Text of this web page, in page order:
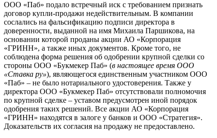
ООО «Паб» подало встречный иск с требованием признать
договор купли-продажи недействительным. В компании
сослались на фальсификацию подписи директора в
доверенности, выданной на имя Михаила Паршикова, на
основании которой проданы акции АО «Корпорация
«ГРИНН», а также иных документов. Кроме того, не
соблюдена форма решения об одобрении крупной сделки со
стороны ООО «Букмекер Паб» (в настоящее время ООО
«Ставка ру»), являющегося единственным участником ООО
«Паб» – не было нотариального удостоверения. Также у
директора ООО «Букмекер Паб» отсутствовали полномочия
по крупной сделке – уставом предусмотрен иной порядок
одобрения таких решений. Все акции АО «Корпорация
«ГРИНН» находятся в залоге у банков и ООО «Стратегия».
Доказательств их согласия на продажу не предоставлено.